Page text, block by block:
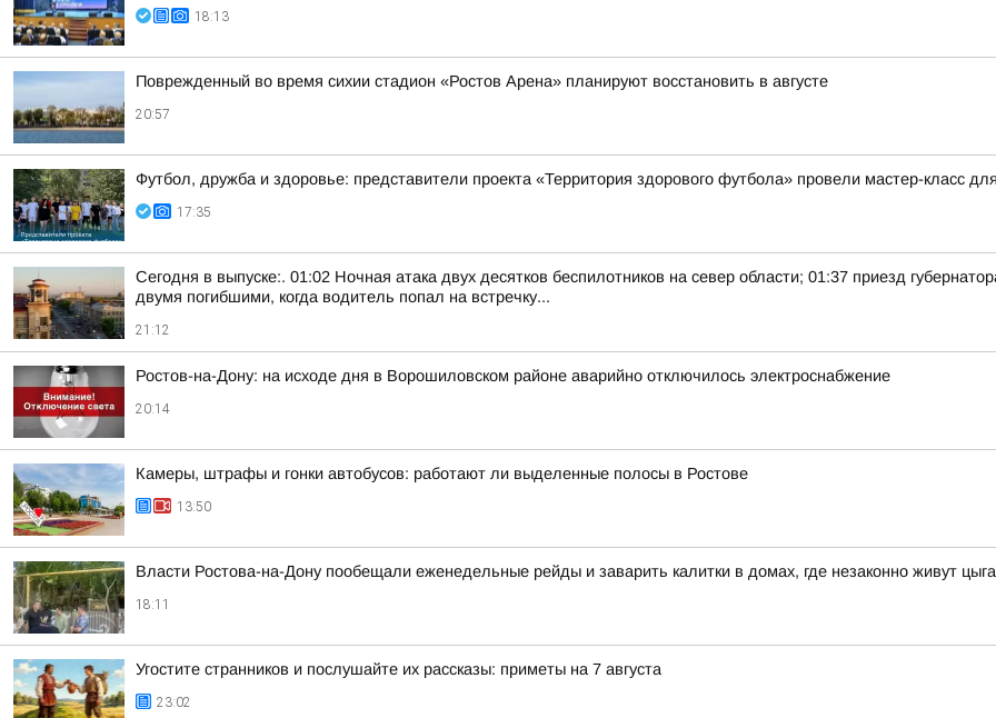
18:13
Поврежденный во время сихии стадион «Ростов Арена» планируют восстановить в августе
20:57
Футбол, дружба и здоровье: представители проекта «Территория здорового футбола» провели мастер-класс
17:35
Сегодня в выпуске:. 01:02 Ночная атака двух десятков беспилотников на север области; 01:37 приезд
двумя погибшими, когда водитель попал на встречку...
21:12
Ростов-на-Дону: на исходе дня в Ворошиловском районе аварийно отключилось электроснабжение
20:14
Камеры, штрафы и гонки автобусов: работают ли выделенные полосы в Ростове
13:50
Власти Ростова-на-Дону пообещали еженедельные рейды и заварить калитки в домах, где незаконно живут
18:11
Угостите странников и послушайте их рассказы: приметы на 7 августа
23:02